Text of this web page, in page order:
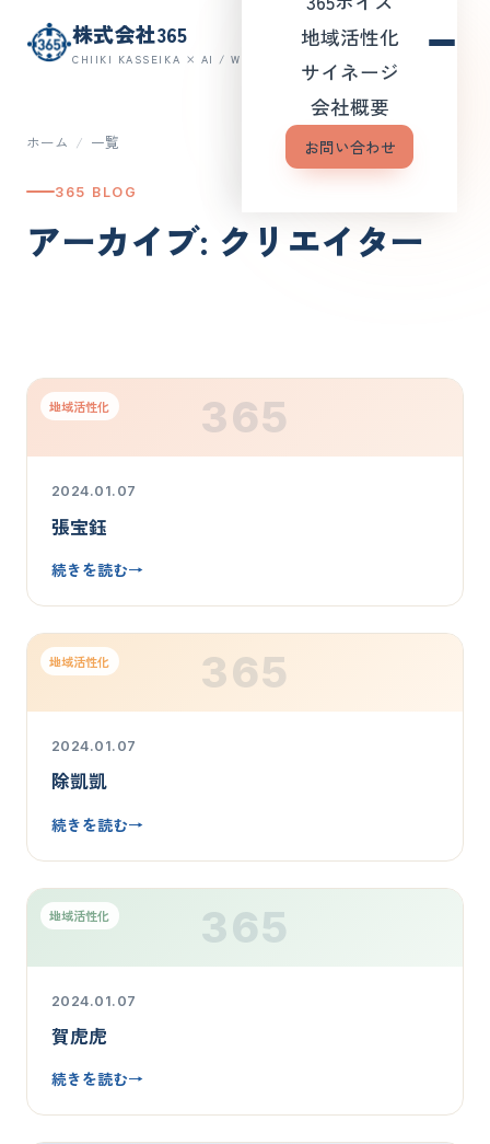
株式会社365
CHIIKI KASSEIKA × AI / WEB
地域活性化
サイネージ
会社概要
お問い合わせ
ホーム / 一覧
365 BLOG
アーカイブ: クリエイター
地域活性化 365
2024.01.07
張宝鈺
続きを読む→
地域活性化 365
2024.01.07
除凱凱
続きを読む→
地域活性化 365
2024.01.07
賀虎虎
続きを読む→